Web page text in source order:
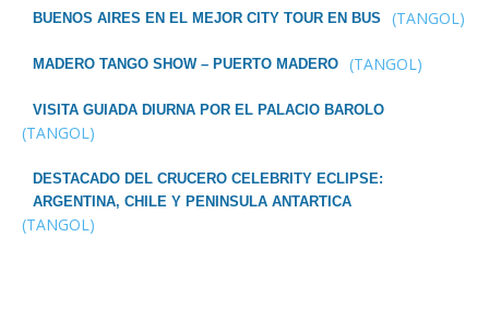
BUENOS AIRES EN EL MEJOR CITY TOUR EN BUS (TANGOL)
MADERO TANGO SHOW – PUERTO MADERO (TANGOL)
VISITA GUIADA DIURNA POR EL PALACIO BAROLO
(TANGOL)
DESTACADO DEL CRUCERO CELEBRITY ECLIPSE:
ARGENTINA, CHILE Y PENINSULA ANTARTICA
(TANGOL)